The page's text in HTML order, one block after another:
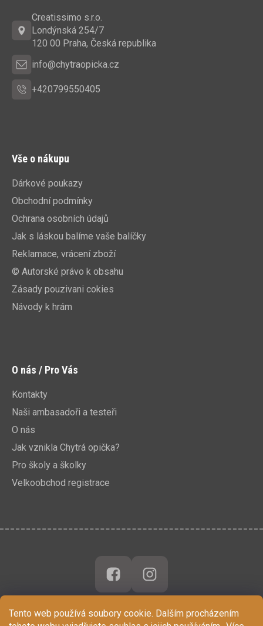
Tento web používá soubory cookie. Dalším procházením
Creatissimo s.r.o.
Londýnská 254/7
120 00 Praha, Česká republika
info@chytraopicka.cz
+420799550405
Vše o nákupu
Dárkové poukazy
Obchodní podmínky
Ochrana osobních údajů
Jak s láskou balíme vaše balíčky
Reklamace, vrácení zboží
© Autorské právo k obsahu
Zásady pouzivani cokies
Návody k hrám
O nás / Pro Vás
Kontakty
Naši ambasadoři a testeři
O nás
Jak vznikla Chytrá opička?
Pro školy a školky
Velkoobchod registrace